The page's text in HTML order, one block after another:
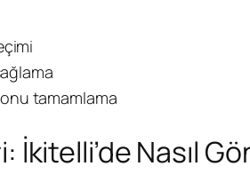
tamamlama
Nasıl